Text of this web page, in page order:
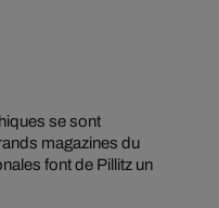
se sont
magazines du
font de Pillitz un